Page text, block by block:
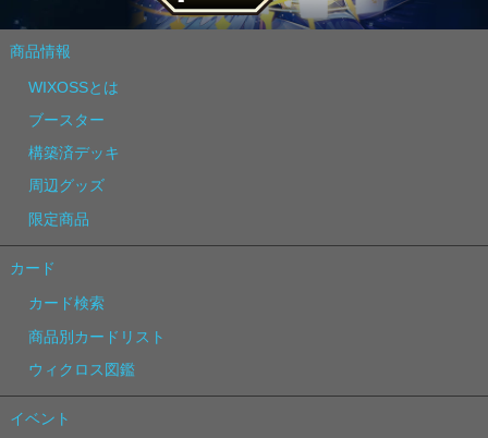
商品情報
WIXOSSとは
ブースター
構築済デッキ
周辺グッズ
限定商品
カード
カード検索
商品別カードリスト
ウィクロス図鑑
イベント